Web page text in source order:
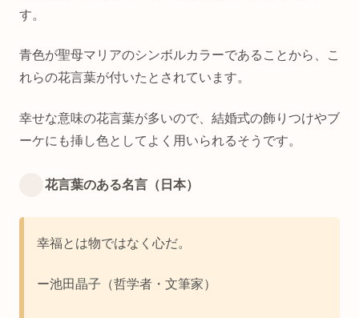
す。
青色が聖母マリアのシンボルカラーであることから、こ
れらの花言葉が付いたとされています。
幸せな意味の花言葉が多いので、結婚式の飾りつけやブ
ーケにも挿し色としてよく用いられるそうです。
花言葉のある名言（日本）
幸福とは物ではなく心だ。
ー池田晶子（哲学者・文筆家）